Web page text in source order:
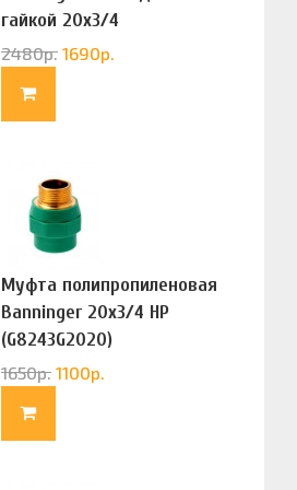
гайкой 20х3/4
(G83322020)
2480р. 1690р.
Муфта полипропиленовая
Banninger 20х3/4 НР
(G8243G2020)
1650р. 1100р.